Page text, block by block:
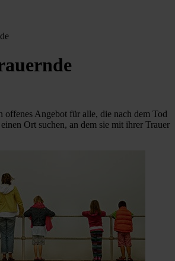
offenes Angebot für alle, die nach dem Tod
Ort suchen, an dem sie mit ihrer Trauer